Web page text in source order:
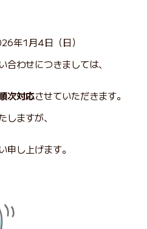
年1月4日（日）
わせにつきましては、
次対応させていただきます。
ますが、
申し上げます。